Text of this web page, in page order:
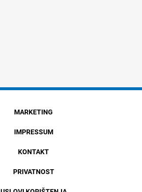
MARKETING
IMPRESSUM
KONTAKT
PRIVATNOST